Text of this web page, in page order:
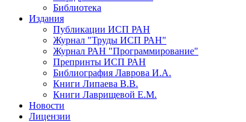
Библиотека
Издания
Публикации ИСП РАН
Журнал "Труды ИСП РАН"
Журнал РАН "Программирование"
Препринты ИСП РАН
Библиография Лаврова И.А.
Книги Липаева В.В.
Книги Лаврищевой Е.М.
Новости
Лицензии